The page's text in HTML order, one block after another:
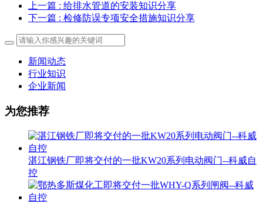
上一篇 : 给排水管道的安装知识分享
下一篇 : 检修防误专项安全措施知识分享
新闻动态
行业知识
企业新闻
为您推荐
湛江钢铁厂即将交付的一批KW20系列电动阀门--科威自
控